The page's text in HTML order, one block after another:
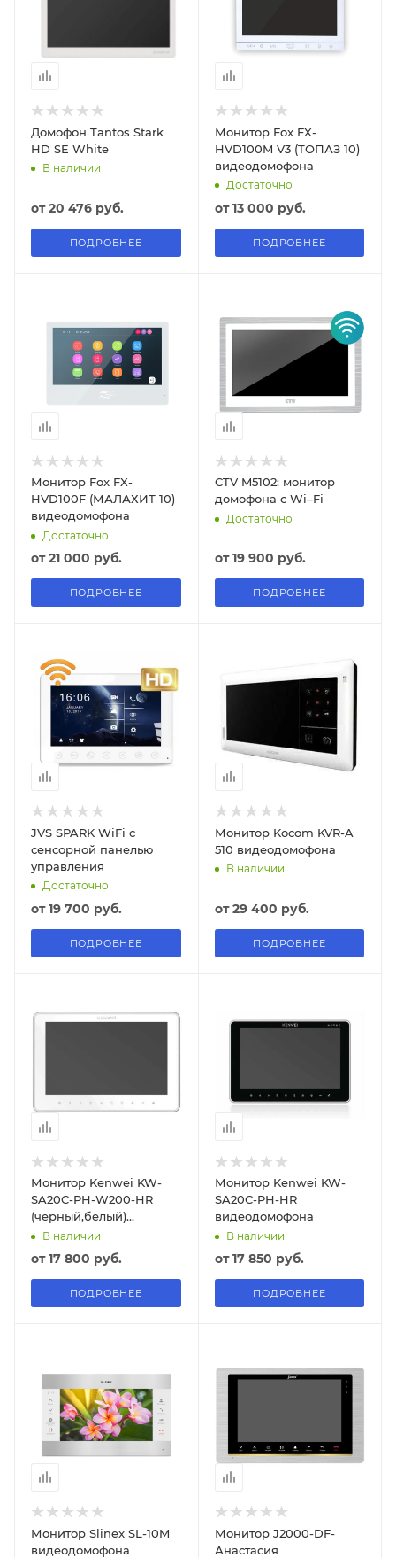
Домофон Tantos Stark
HD SE White
В наличии
от20 476 руб.
ПОДРОБНЕЕ
Монитор Fox FX-
HVD100M V3 (ТОПАЗ 10)
видеодомофона
Достаточно
от13 000 руб.
ПОДРОБНЕЕ
Монитор Fox FX-
HVD100F (МАЛАХИТ 10)
видеодомофона
Достаточно
от21 000 руб.
ПОДРОБНЕЕ
CTV M5102: монитор
домофона с Wi–Fi
Достаточно
от19 900 руб.
ПОДРОБНЕЕ
JVS SPARK WiFi с
сенсорной панелью
управления
Достаточно
от19 700 руб.
ПОДРОБНЕЕ
Монитор Kocom KVR-A
510 видеодомофона
В наличии
от29 400 руб.
ПОДРОБНЕЕ
Монитор Kenwei KW-
SA20C-PH-W200-HR
(черный,белый)
видеодомофона
В наличии
от17 800 руб.
ПОДРОБНЕЕ
Монитор Kenwei KW-
SA20C-PH-HR
видеодомофона
В наличии
от17 850 руб.
ПОДРОБНЕЕ
Монитор Slinex SL-10M
видеодомофона
Монитор J2000-DF-
Анастасия